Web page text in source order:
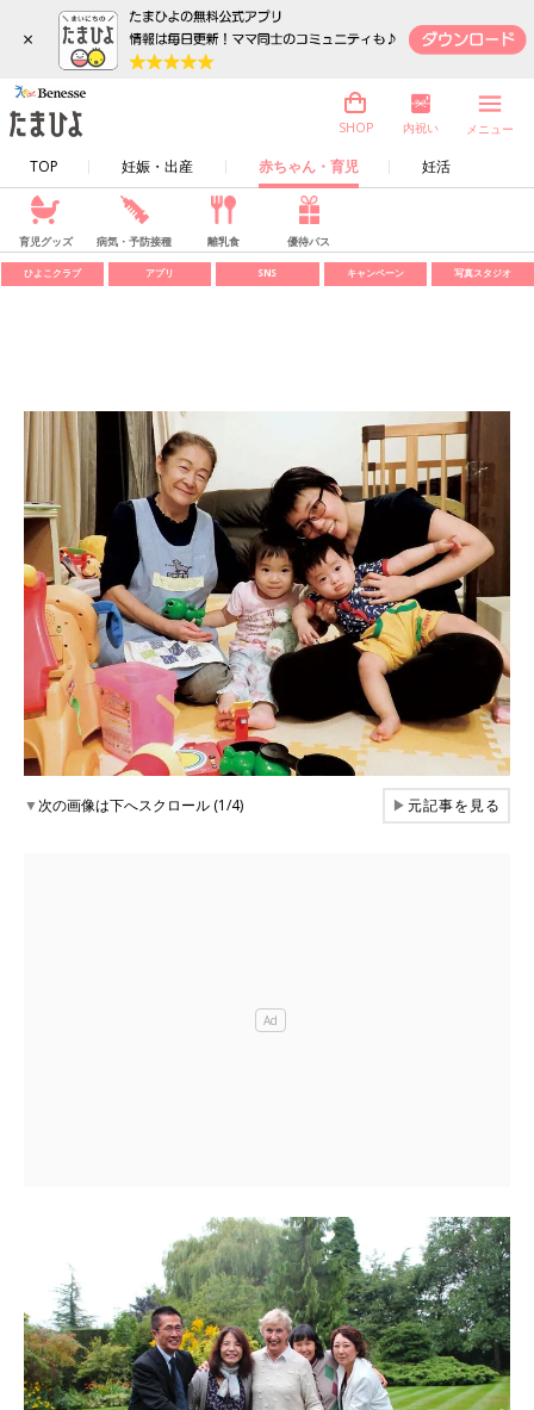
×
TOP 妊娠・出産 赤ちゃん・育児 妊活
SHOP 内祝い メニュー
育児グッズ 病気・予防接種 離乳食 優待パス
ひよこクラブ アプリ SNS キャンペーン 写真スタジオ
▼次の画像は下へスクロール (1/4) ▶元記事を見る